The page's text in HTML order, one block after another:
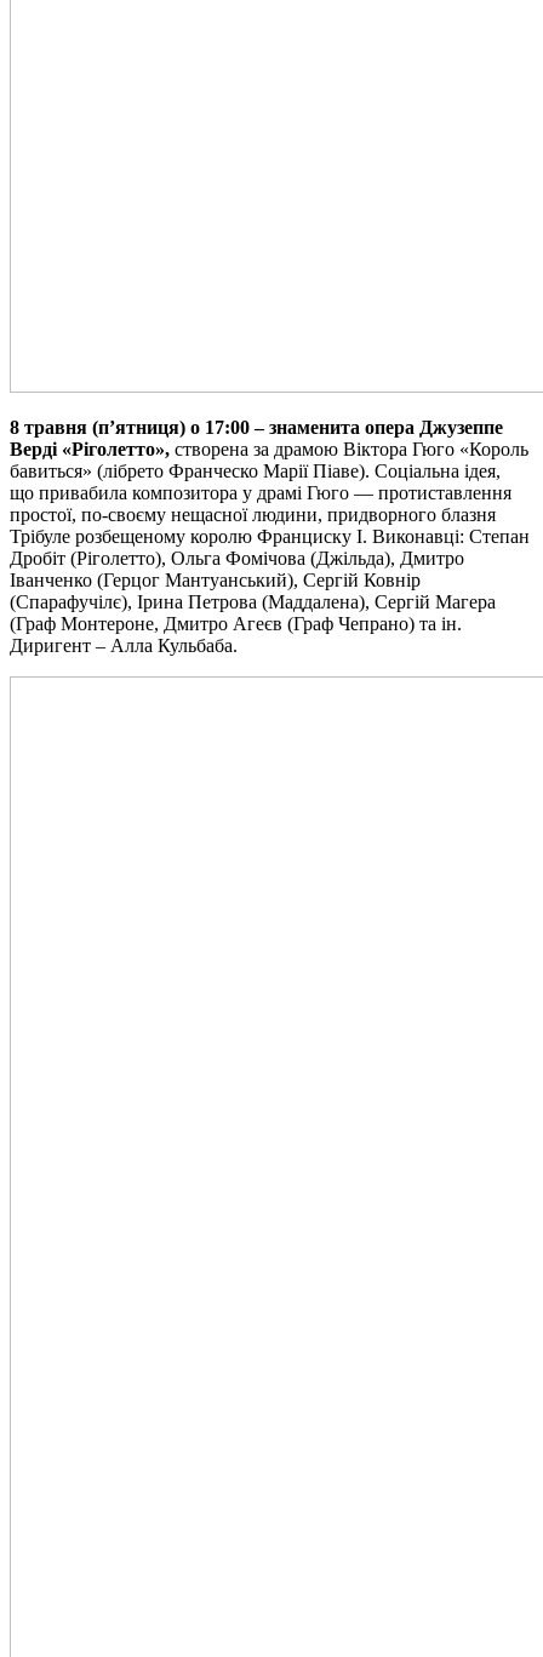
8 травня (п’ятниця) о 17:00– знаменита опера Джузеппе
Верді «Ріголетто», створена за драмою Віктора Гюго «Король
бавиться» (лібрето Франческо Марії Піаве). Соціальна ідея,
що привабила композитора у драмі Гюго — протиставлення
простої, по-своєму нещасної людини, придворного блазня
Трібуле розбещеному королю Франциску І. Виконавці: Степан
Дробіт (Ріголетто), Ольга Фомічова (Джільда), Дмитро
Іванченко (Герцог Мантуанський), Сергій Ковнір
(Спарафучілє), Ірина Петрова (Маддалена), Сергій Магера
(Граф Монтероне, Дмитро Агеєв (Граф Чепрано) та ін.
Диригент – Алла Кульбаба.